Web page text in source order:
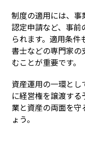
制度の適用には、
認定申請など、事前
られます。適用条
書士などの専門家
むことが重要です。
資産運用の一環と
に経営権を譲渡す
業と資産の両面を守
ょう。